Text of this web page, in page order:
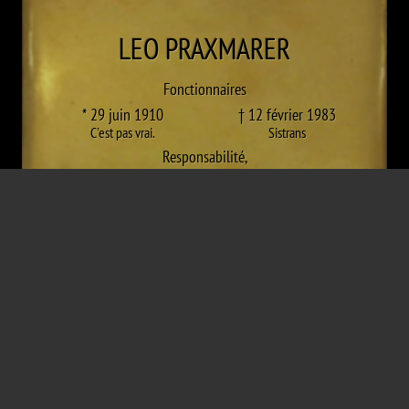
LEOPRAXMARER
Fonctionnaires
* 29 juin 1910
C'est pas vrai.
† 12 février 1983
Sistrans
Responsabilité,
Chasseurs de résistance (non découverts)